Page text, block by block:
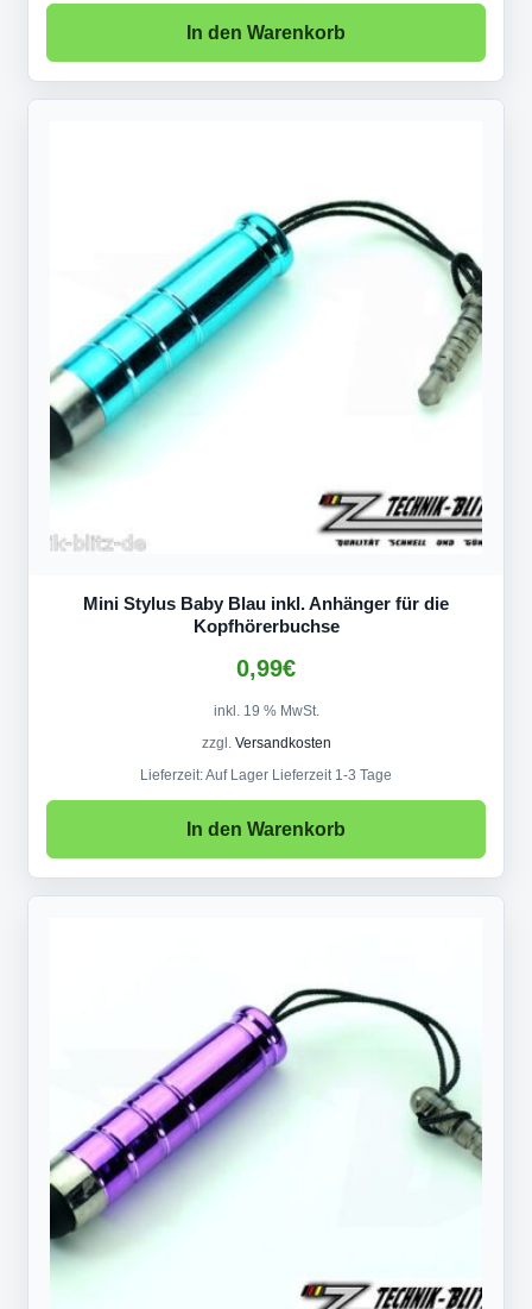
In den Warenkorb
Mini Stylus Baby Blau inkl. Anhänger für die
Kopfhörerbuchse
0,99€
inkl. 19 % MwSt.
zzgl. Versandkosten
Lieferzeit:Auf Lager Lieferzeit 1-3 Tage
In den Warenkorb